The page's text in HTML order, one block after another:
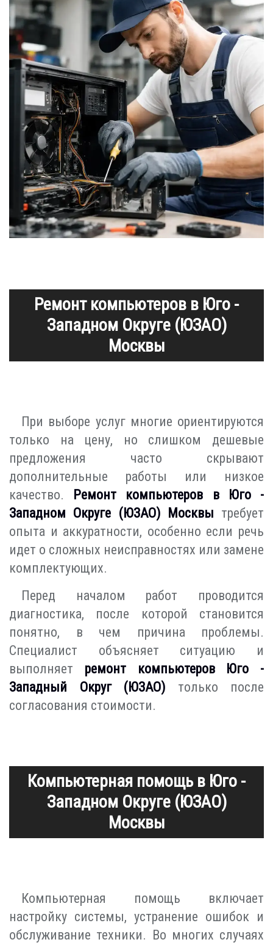
Ремонт компьютеров в Юго -
Западном Округе (ЮЗАО)
Москвы
При выборе услуг многие ориентируются
только на цену, но слишком дешевые
предложения часто скрывают
дополнительные работы или низкое
качество.
Ремонт компьютеров в Юго -
Западном Округе (ЮЗАО) Москвы требует
опыта и аккуратности, особенно если речь
идет о сложных неисправностях или замене
комплектующих.
Перед началом работ проводится
диагностика, после которой становится
понятно, в чем причина проблемы.
Специалист объясняет ситуацию и
выполняет ремонт компьютеров Юго -
Западный Округ (ЮЗАО) только после
согласования стоимости.
Компьютерная помощь в Юго -
Западном Округе (ЮЗАО)
Москвы
Компьютерная помощь включает
настройку системы, устранение ошибок и
обслуживание техники. Во многих случаях